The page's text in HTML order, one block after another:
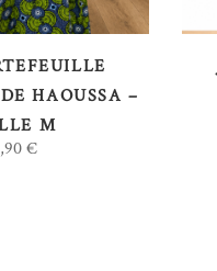
HAOUSSA –
M
€